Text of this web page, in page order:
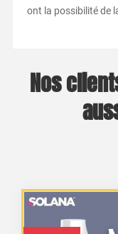
ont la possibilité de
Nos